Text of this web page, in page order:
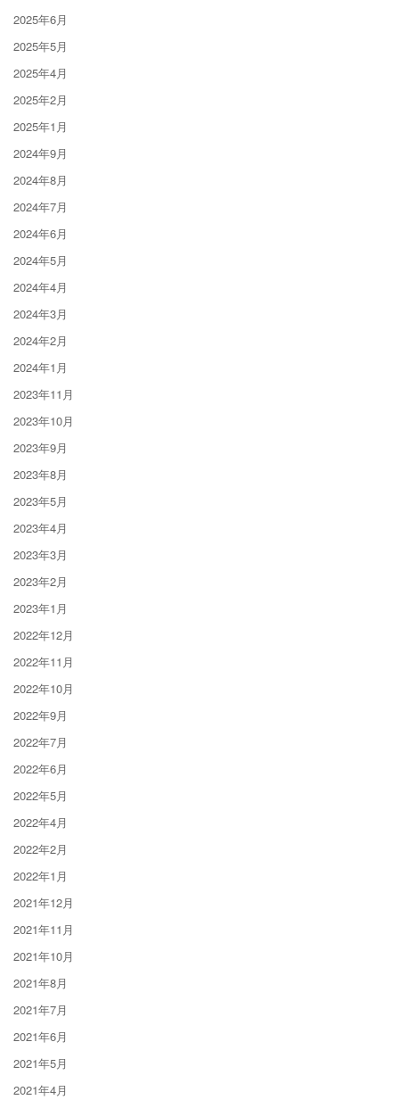
2025年6月
2025年5月
2025年4月
2025年2月
2025年1月
2024年9月
2024年8月
2024年7月
2024年6月
2024年5月
2024年4月
2024年3月
2024年2月
2024年1月
2023年11月
2023年10月
2023年9月
2023年8月
2023年5月
2023年4月
2023年3月
2023年2月
2023年1月
2022年12月
2022年11月
2022年10月
2022年9月
2022年7月
2022年6月
2022年5月
2022年4月
2022年2月
2022年1月
2021年12月
2021年11月
2021年10月
2021年8月
2021年7月
2021年6月
2021年5月
2021年4月